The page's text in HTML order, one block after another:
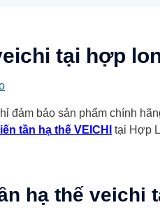
tại hợp
đảm bảo sản phẩm chính
tần hạ thế VEICHI tại Hợp
hạ thế veichi